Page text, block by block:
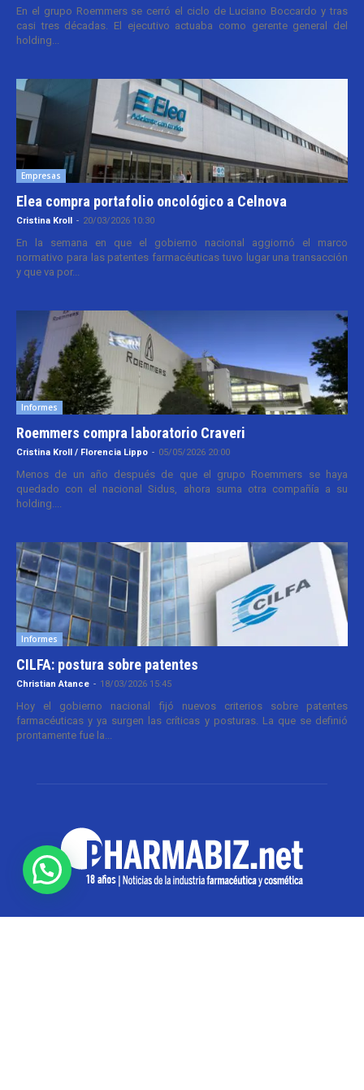
En el grupo Roemmers se cerró el ciclo de Luciano Boccardo y tras
casi tres décadas. El ejecutivo actuaba como gerente general del
holding...
Empresas
Elea compra portafolio oncológico a Celnova
Cristina Kroll - 20/03/2026 10:30
En la semana en que el gobierno nacional aggiornó el marco
normativo para las patentes farmacéuticas tuvo lugar una transacción
y que va por...
Informes
Roemmers compra laboratorio Craveri
Cristina Kroll / Florencia Lippo - 05/05/2026 20:00
Menos de un año después de que el grupo Roemmers se haya
quedado con el nacional Sidus, ahora suma otra compañía a su
holding....
Informes
CILFA: postura sobre patentes
Christian Atance - 18/03/2026 15:45
Hoy el gobierno nacional fijó nuevos criterios sobre patentes
farmacéuticas y ya surgen las críticas y posturas. La que se definió
prontamente fue la...